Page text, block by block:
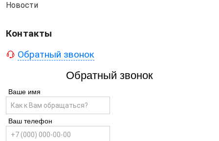
Новости
Контакты
Обратный звонок
Обратный звонок
Ваше имя
Ваш телефон